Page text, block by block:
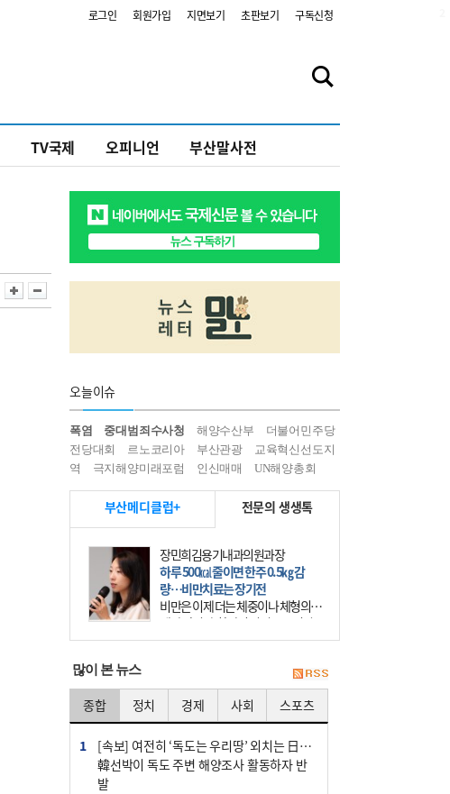
로그인 회원가입 지면보기 초판보기 구독신청
TV국제 오피니언 부산말사전
오늘이슈
폭염 중대범죄수사청 해양수산부
더불어민주당
전당대회
르노코리아 부산관광
교육혁신선도지
역
극지해양미래포럼 인신매매 UN해양총회
부산메디클럽+ 전문의 생생톡
장민희김용기내과의원과장
하루 500㎉ 줄이면 한주 0.5㎏ 감
량…비만치료는 장기전
비만은 이제 더는 체중이나 체형의 문
제가 아니다. 하나의 질병으로 인지
하고 치료와 관리를 해야 한다. 세계
많이 본 뉴스
종합 정치 경제 사회 스포츠
1
[속보] 여전히 ‘독도는 우리땅’ 외치는 日…
韓선박이 독도 주변 해양조사 활동하자 반
발